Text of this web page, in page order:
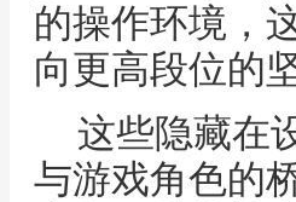
的操作环境，
向更高段位的
这些隐藏在
与游戏角色的